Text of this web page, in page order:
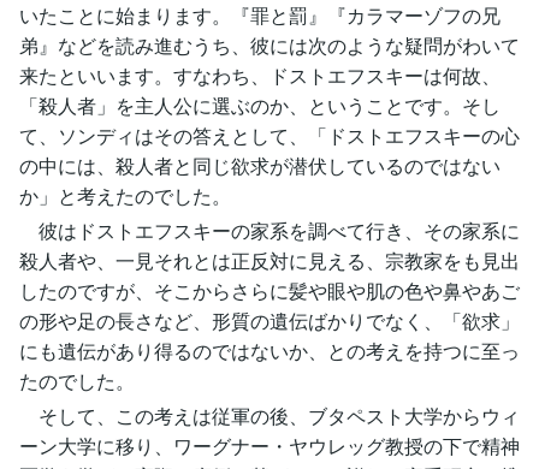
いたことに始まります。『罪と罰』『カラマーゾフの兄
弟』などを読み進むうち、彼には次のような疑問がわいて
来たといいます。すなわち、ドストエフスキーは何故、
「殺人者」を主人公に選ぶのか、ということです。そし
て、ソンディはその答えとして、「ドストエフスキーの心
の中には、殺人者と同じ欲求が潜伏しているのではない
か」と考えたのでした。
彼はドストエフスキーの家系を調べて行き、その家系に
殺人者や、一見それとは正反対に見える、宗教家をも見出
したのですが、そこからさらに髪や眼や肌の色や鼻やあご
の形や足の長さなど、形質の遺伝ばかりでなく、「欲求」
にも遺伝があり得るのではないか、との考えを持つに至っ
たのでした。
そして、この考えは従軍の後、ブタペスト大学からウィ
ーン大学に移り、ワーグナー・ヤウレッグ教授の下で精神